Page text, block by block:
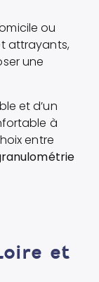
ou
attrayants,
une
et d’un
à
entre
et